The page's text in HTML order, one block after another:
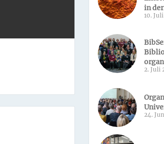
in
10.
2. Juli
24.